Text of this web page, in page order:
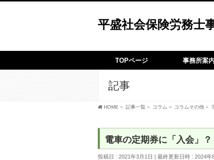
平盛社会保険労務士
TOPページ 事務所案
記事
HOME » 記事一覧 » コラム » コラムその他 »
電車の定期券に「入会」
投稿日 : 2021年3月1日 最終更新日時 : 2024年